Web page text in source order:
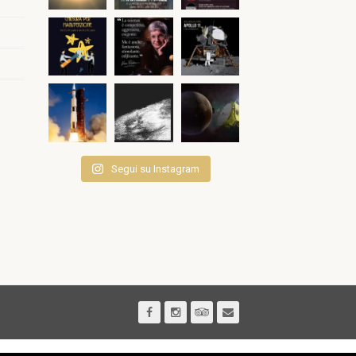
Segui su Instagram